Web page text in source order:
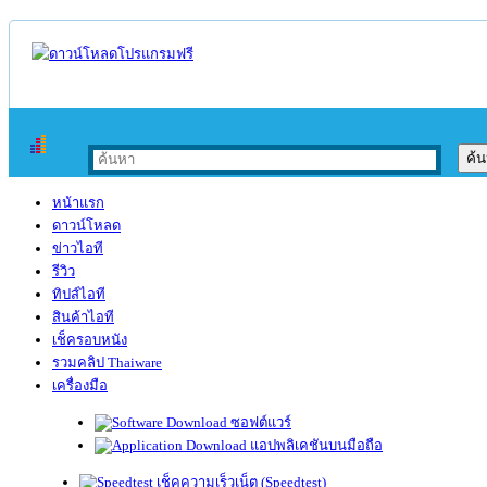
หน้าแรก
ดาวน์โหลด
ข่าวไอที
รีวิว
ทิปส์ไอที
สินค้าไอที
เช็ครอบหนัง
รวมคลิป Thaiware
เครื่องมือ
ซอฟต์แวร์
แอปพลิเคชันบนมือถือ
เช็คความเร็วเน็ต (Speedtest)